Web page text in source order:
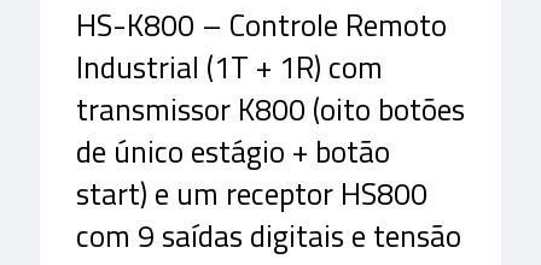
HS-K800 – Controle Remoto
Industrial (1T + 1R) com
transmissor K800 (oito botões
de único estágio + botão
start) e um receptor HS800
com 9 saídas digitais e tensão